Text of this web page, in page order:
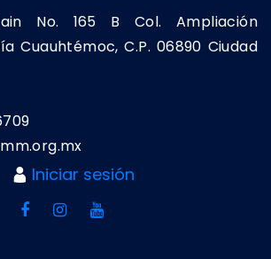
No. 165 B Col. Ampliación
Cuauhtémoc, C.P. 06890 Ciudad
Iniciar sesión